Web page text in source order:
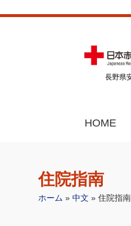
長野県
HOME
住院指南
ホーム » 中文 » 住院指南